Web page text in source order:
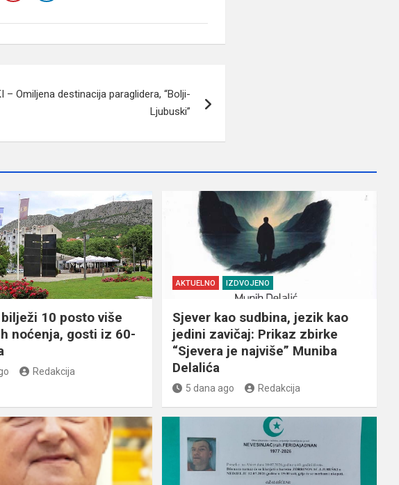
– Omiljena destinacija paraglidera, “Bolji-
Ljubuski”
10 posto više
noćenja, gosti iz 60-
Redakcija
AKTUELNO IZDVOJENO
Sjever kao sudbina, jezik kao
jedini zavičaj: Prikaz zbirke
“Sjevera je najviše” Muniba
Delalića
5 dana ago Redakcija